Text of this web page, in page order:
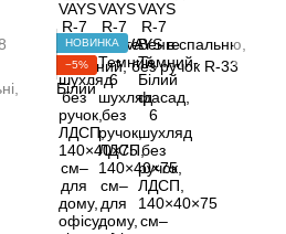
НОВИНКА
−5%